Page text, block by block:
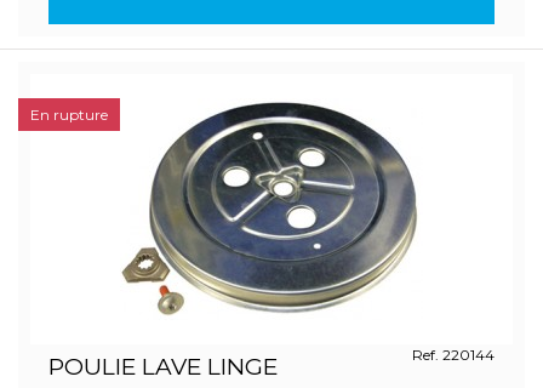
POULIE LAVE LINGE
Ref. 220144
En rupture